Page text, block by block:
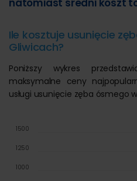
natomiast średni koszt to
Ile kosztuje usunięcie
Gliwicach?
Poniższy wykres
maksymalne ceny
usługi usunięcie zęba ósmego
1000
1250
1500